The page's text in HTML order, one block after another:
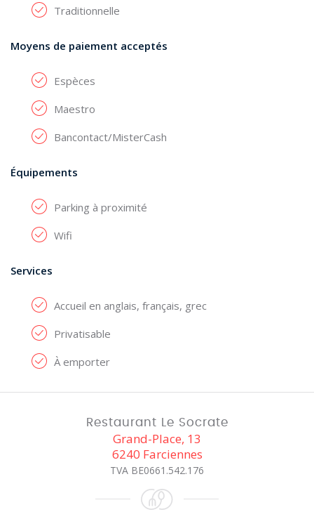
Traditionnelle
Moyens de paiement acceptés
Espèces
Maestro
Bancontact/MisterCash
Équipements
Parking à proximité
Wifi
Services
Accueil en anglais, français, grec
Privatisable
À emporter
Restaurant Le Socrate
Grand-Place, 13
6240 Farciennes
TVA BE0661.542.176